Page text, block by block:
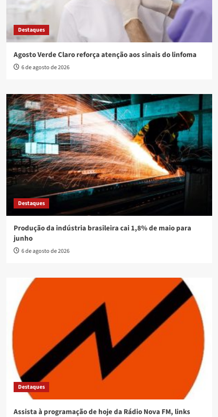
Destaques
Agosto Verde Claro reforça atenção aos sinais do linfoma
6 de agosto de 2026
Destaques
Produção da indústria brasileira cai 1,8% de maio para
junho
6 de agosto de 2026
Destaques
Assista à programação de hoje da Rádio Nova FM, links